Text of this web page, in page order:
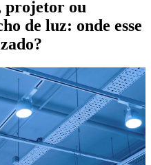
projetor ou
de luz: onde esse